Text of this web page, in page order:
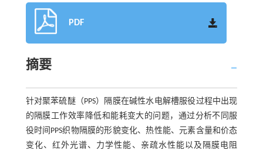
PDF
摘要
针对聚苯硫醚（PPS）隔膜在碱性水电解槽服役过程中出现
的隔膜工作效率降低和能耗变大的问题，通过分析不同服
役时间PPS织物隔膜的形貌变化、热性能、元素含量和价态
变化、红外光谱、力学性能、亲疏水性能以及隔膜电阻